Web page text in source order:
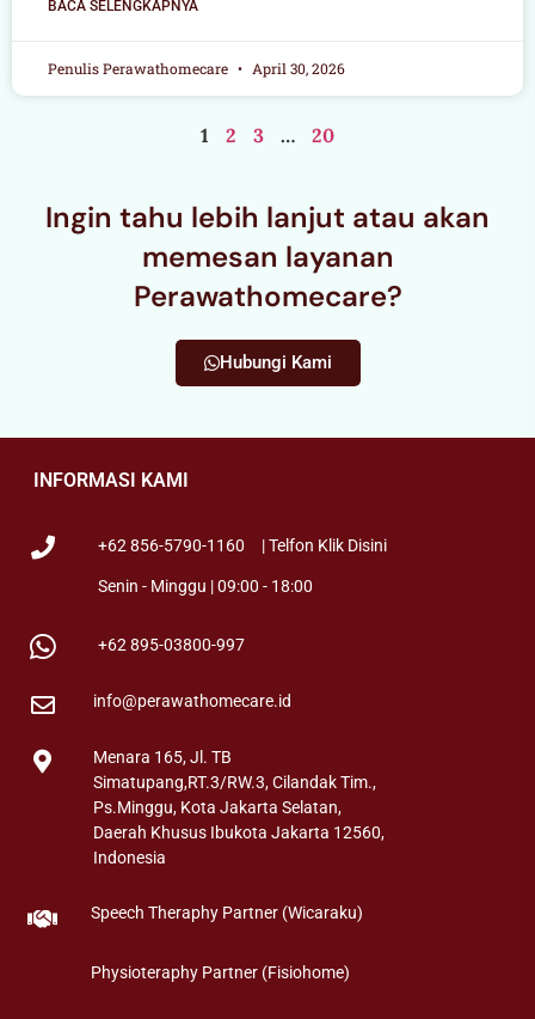
BACA SELENGKAPNYA
Penulis Perawathomecare April 30, 2026
1 2 3 … 20
Ingin tahu lebih lanjut atau akan
memesan layanan
Perawathomecare?
Hubungi Kami
INFORMASI KAMI
| Telfon Klik Disini
+62 856-5790-1160
Senin - Minggu | 09:00 - 18:00
+62 895-03800-997
info@perawathomecare.id
Menara 165, Jl. TB
Simatupang,RT.3/RW.3, Cilandak Tim.,
Ps.Minggu, Kota Jakarta Selatan,
Daerah Khusus Ibukota Jakarta 12560,
Indonesia
Speech Theraphy Partner (Wicaraku)
Physioteraphy Partner (Fisiohome)